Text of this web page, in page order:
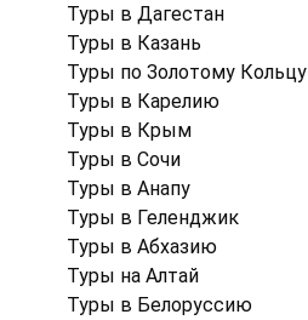
Туры в Дагестан
Туры в Казань
Туры по Золотому Кольцу
Туры в Карелию
Туры в Крым
Туры в Cочи
Туры в Анапу
Туры в Геленджик
Туры в Абхазию
Туры на Алтай
Туры в Белоруссию